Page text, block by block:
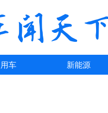
用车 新能源